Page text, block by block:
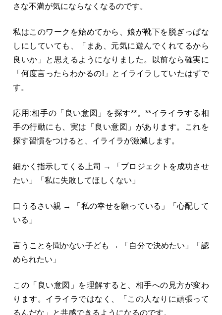
さな不満が気にならなくなるのです。
私はこのワークを始めてから、娘が靴下を脱ぎっぱな
しにしていても、「まあ、元気に遊んでくれてるから
良いか」と思えるようになりました。以前なら確実に
「何度言ったらわかるの!」とイライラしていたはずで
す。
応用:相手の「良い意図」を探す**。**イライラする相
手の行動にも、実は「良い意図」があります。これを
探す習慣をつけると、イライラが激減します。
細かく指示してくる上司 → 「プロジェクトを成功させ
たい」「私に失敗してほしくない」
口うるさい親 → 「私の幸せを願っている」「心配して
いる」
言うことを聞かない子ども → 「自分で決めたい」「認
められたい」
この「良い意図」を理解すると、相手への見方が変わ
ります。イライラではなく、「この人なりに頑張って
るんだな」と共感できるようになるのです。